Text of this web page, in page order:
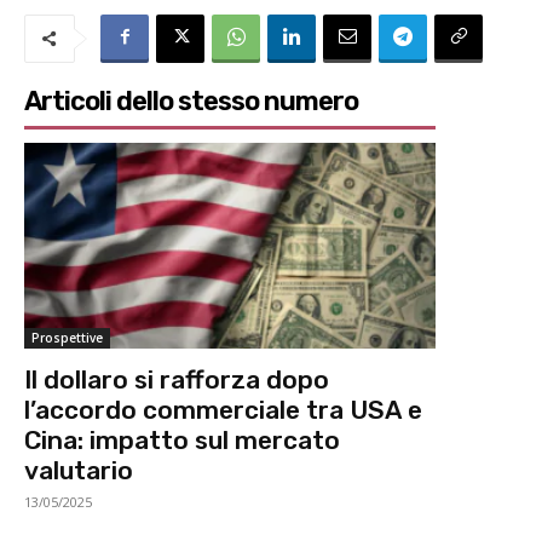
Articoli dello stesso numero
Prospettive
Il dollaro si rafforza dopo
l’accordo commerciale tra USA e
Cina: impatto sul mercato
valutario
13/05/2025